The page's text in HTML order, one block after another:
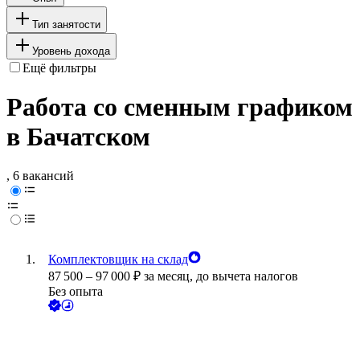
Тип занятости
Уровень дохода
Ещё фильтры
Работа со сменным графиком
в Бачатском
, 6 вакансий
Комплектовщик на склад
87 500 – 97 000 ₽ за месяц, до вычета налогов
Без опыта